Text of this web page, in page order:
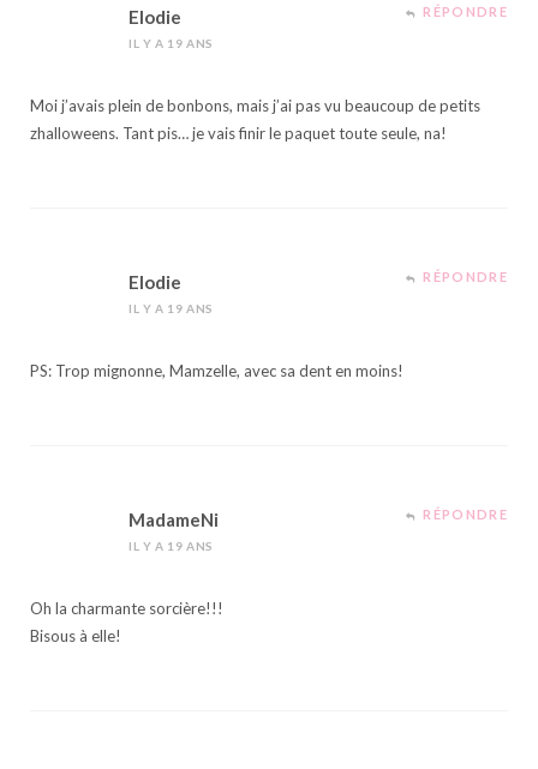
Elodie
IL Y A 19 ANS
RÉPONDRE
Moi j’avais plein de bonbons, mais j’ai pas vu beaucoup de petits
zhalloweens. Tant pis… je vais finir le paquet toute seule, na!
Elodie
IL Y A 19 ANS
RÉPONDRE
PS: Trop mignonne, Mamzelle, avec sa dent en moins!
MadameNi
IL Y A 19 ANS
RÉPONDRE
Oh la charmante sorcière!!!
Bisous à elle!